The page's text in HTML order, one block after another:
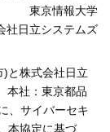
東京情報大学
社日立システムズ
と株式会社日立
本社：東京都品
、サイバーセキ
本協定に基づ